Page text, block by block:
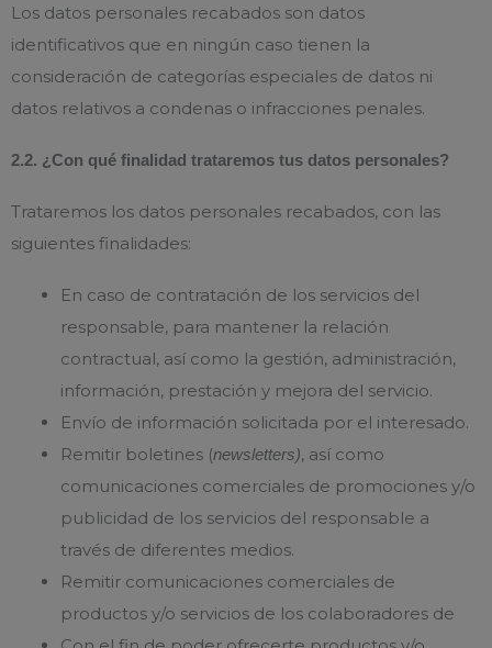
Los datos personales recabados son datos
identificativos que en ningún caso tienen la
consideración de categorías especiales de datos ni
datos relativos a condenas o infracciones penales.
2.2. ¿Con qué finalidad trataremos tus datos personales?
Trataremos los datos personales recabados, con las
siguientes finalidades:
En caso de contratación de los servicios del
responsable, para mantener la relación
contractual, así como la gestión, administración,
información, prestación y mejora del servicio.
Envío de información solicitada por el interesado.
Remitir boletines (newsletters), así como
comunicaciones comerciales de promociones y/o
publicidad de los servicios del responsable a
través de diferentes medios.
Remitir comunicaciones comerciales de
productos y/o servicios de los colaboradores de